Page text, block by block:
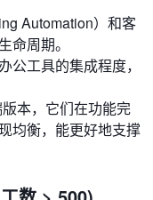
Automation）和客
命周期。
公工具的集成程度，
本，它们在功能完
均衡，能更好地支撑